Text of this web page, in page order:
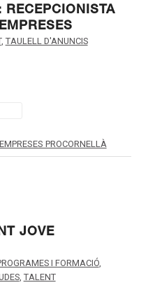
RECEPCIONISTA
, TAULELL D'ANUNCIS
PROCORNELLÀ
JOVE
I FORMACIÓ,
, TALENT